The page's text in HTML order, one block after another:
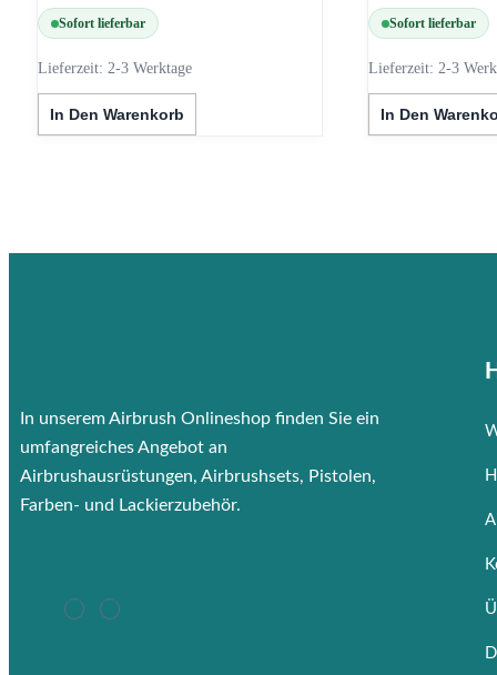
Sofort lieferbar
Lieferzeit: 2-3 Werktage
In Den Warenkorb
Sofort lieferbar
Lieferzeit: 2-3
In Den
In unserem Airbrush Onlineshop finden Sie ein
umfangreiches Angebot an
Airbrushausrüstungen, Airbrushsets, Pistolen,
Farben- und Lackierzubehör.